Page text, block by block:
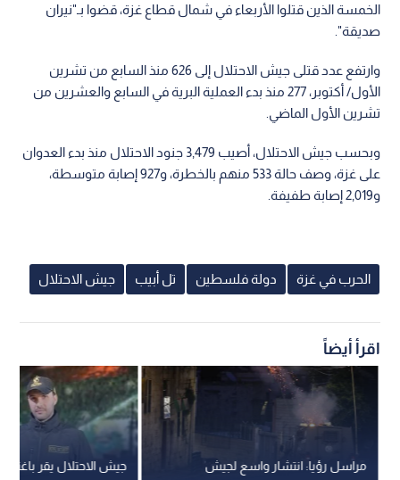
الخمسة الذين قتلوا الأربعاء في شمال قطاع غزة، قضوا بـ"نيران
صديقة".
وارتفع عدد قتلى جيش الاحتلال إلى 626 منذ السابع من تشرين
الأول/ أكتوبر، 277 منذ بدء العملية البرية في السابع والعشرين من
تشرين الأول الماضي.
وبحسب جيش الاحتلال، أصيب 3,479 جنود الاحتلال منذ بدء العدوان
على غزة، وصف حالة 533 منهم بالخطرة، و927 إصابة متوسطة،
و2,019 إصابة طفيفة.
الحرب في غزة دولة فلسطين تل أبيب جيش الاحتلال
اقرأ أيضاً
جيش الاحتلال يقر
مراسل رؤيا: انتشار واسع لجيش